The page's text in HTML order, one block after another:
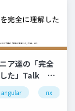
ア達の「完全
た」Talk
angular nx